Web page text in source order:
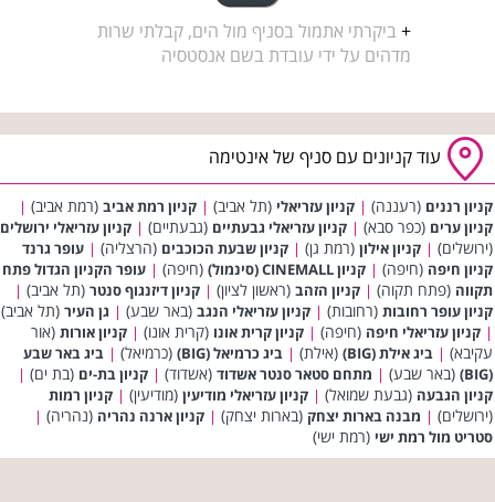
+ ביקרתי אתמול בסניף מול הים, קבלתי שרות
מדהים על ידי עובדת בשם אנסטסיה
עוד קניונים עם סניף של אינטימה
קניון רננים (רעננה) | קניון עזריאלי (תל אביב) | קניון רמת אביב (רמת אביב) |
קניון ערים (כפר סבא) | קניון עזריאלי גבעתיים (גבעתיים) | קניון עזריאלי ירושלים
(ירושלים) | קניון אילון (רמת גן) | קניון שבעת הכוכבים (הרצליה) | עופר גרנד
קניון חיפה (חיפה) | קניון CINEMALL (סינמול) (חיפה) | עופר הקניון הגדול פתח
תקווה (פתח תקוה) | קניון הזהב (ראשון לציון) | קניון דיזנגוף סנטר (תל אביב) |
קניון עופר רחובות (רחובות) | קניון עזריאלי הנגב (באר שבע) | גן העיר (תל אביב)
| קניון עזריאלי חיפה (חיפה) | קניון קרית אונו (קרית אונו) | קניון אורות (אור
עקיבא) | ביג אילת (BIG) (אילת) | ביג כרמיאל (BIG) (כרמיאל) | ביג באר שבע
(BIG)
(באר שבע) | מתחם סטאר סנטר אשדוד (אשדוד) | קניון בת-ים (בת ים) |
קניון הגבעה (גבעת שמואל) | קניון עזריאלי מודיעין (מודיעין) | קניון רמות
(ירושלים) | מבנה בארות יצחק (בארות יצחק) | קניון ארנה נהריה (נהריה) |
סטריט מול רמת ישי (רמת ישי)